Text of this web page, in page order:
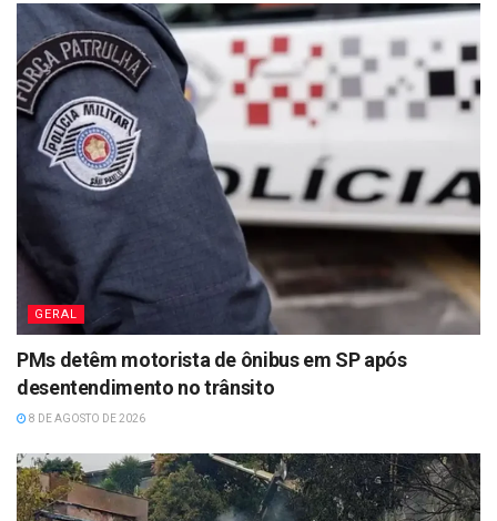
GERAL
PMs detêm motorista de ônibus em SP após
desentendimento no trânsito
8 DE AGOSTO DE 2026